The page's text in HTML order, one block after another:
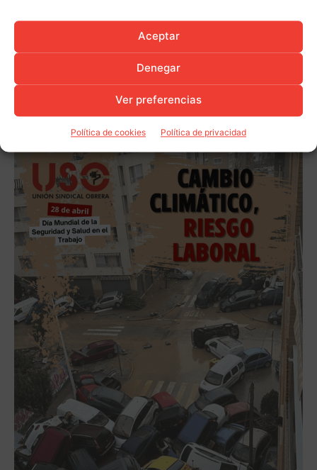
Aceptar
Denegar
Ver preferencias
Política de cookies Política de privacidad